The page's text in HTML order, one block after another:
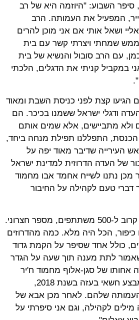
סיפר השבוע: "היוזמה היא של רב
המפעיל את העמותה. הרב
ושאל אותי אם אני מוכן להרים
ממש שמחתי ויצרתי קשר עם בית
עם הרב סובול והנשיא של בית
במקביל קניתי את הדגלים, הלכתי
הגיעו קצת לפני כניסת השבת ומאוד
ודגלי ישראל ששמנו בכיכר. הם
ולא מתביישים, אלא שמים אותם
הכנסת, התפללנו תפילת מנחה ביחד,
העירייה שדיבר מאוד יפה על
של העדה הדרוזית למדינת ישראל
מכן נתנו לשייח אחמד אבו מחמוד
דברי טעם לקהילה על החיבור
אל האירוע בערב הגיעו קרוב ל-500 משתתפים, מספר חצרוני.
כיפור, הכל היה מלא. כמה מהדרוזים
כולל אחד שסיפר על הקמת גדוד
לתת מענה תוך שעה על הגדר
אחותו של סגן-אלוף מחמוד ח'יר
אל-דין, שנפל במהלך מבצע חשאי בעזה בשנת 2018,
שלהם. לאחר מכן אבא של
לקהילה, וגם אני סיפרתי על